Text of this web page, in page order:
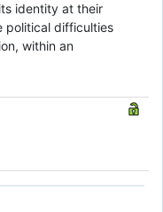
identity at their
political difficulties
within an